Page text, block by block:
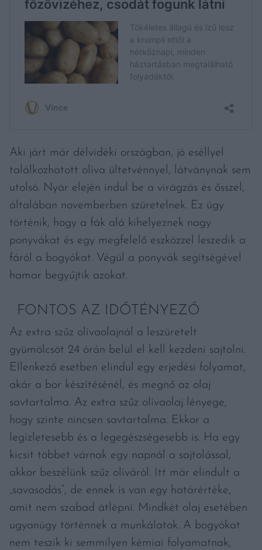
Aki járt már délvidéki országban, jó eséllyel
találkozhatott olíva ültetvénnyel, látványnak sem
utolsó. Nyár elején indul be a virágzás és ősszel,
általában novemberben szüretelnek. Ez úgy
történik, hogy a fák alá kihelyeznek nagy
ponyvákat és egy megfelelő eszközzel leszedik a
fáról a bogyókat. Végül a ponyvák segítségével
hamar begyűjtik azokat.
FONTOS AZ IDŐTÉNYEZŐ
Az extra szűz olívaolajnál a leszüretelt
gyümölcsöt 24 órán belül el kell kezdeni sajtolni.
Ellenkező esetben elindul egy erjedési folyamat,
akár a bor készítésénél, és megnő az olaj
savtartalma. Az extra szűz olívaolaj lényege,
hogy szinte nincsen savtartalma. Ekkor a
legízletesebb és a legegészségesebb is. Ha egy
kicsit többet várnak egy napnál a sajtolással,
akkor beszélünk szűz olíváról. Itt már elindult a
„savasodás”, de ennek is van egy határértéke,
amit nem szabad átlépni. Mindkét olaj esetében
ugyanúgy történnek a munkálatok. A bogyókat
nem teszik ki semmilyen kémiai folyamatnak,